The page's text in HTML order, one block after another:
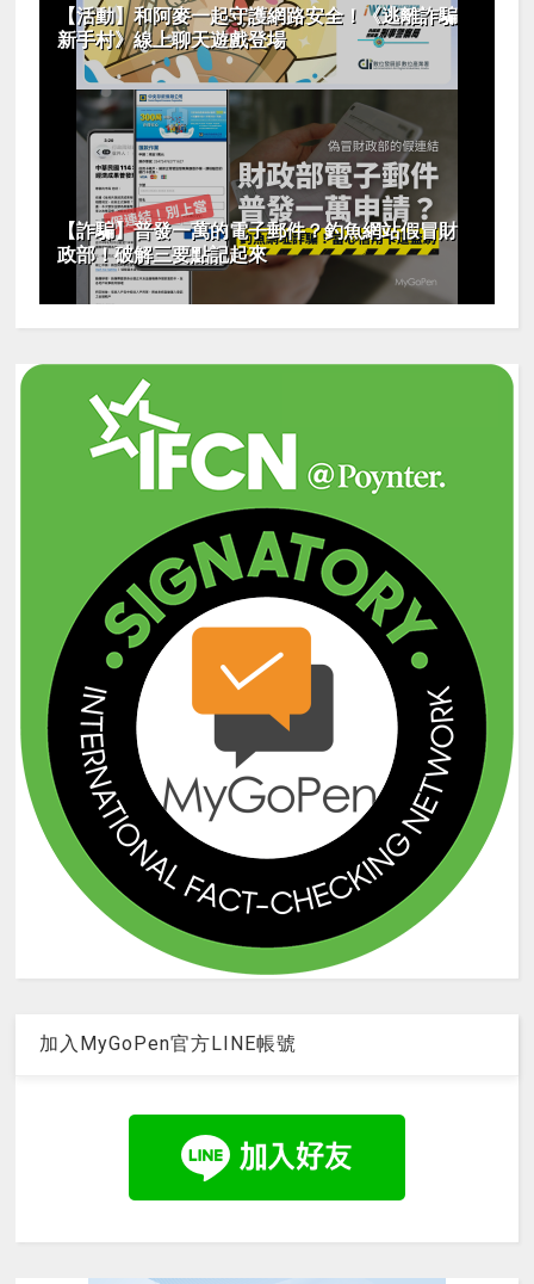
【活動】和阿麥一起守護網路安全！《逃離詐騙
新手村》線上聊天遊戲登場
【詐騙】普發一萬的電子郵件？釣魚網站假冒財
政部！破解三要點記起來
加入MyGoPen官方LINE帳號